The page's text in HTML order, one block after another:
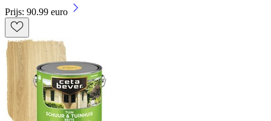
Prijs: 90.99 euro